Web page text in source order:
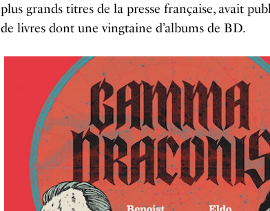
plus grands titres de la presse française, avait
de livres dont une vingtaine d’albums de BD.